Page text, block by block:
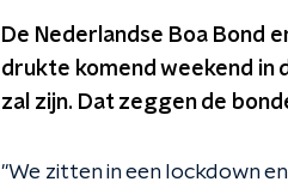
De Nederlandse Boa Bond
drukte komend weekend in
zal zijn. Dat zeggen de
"We zitten in een lockdown